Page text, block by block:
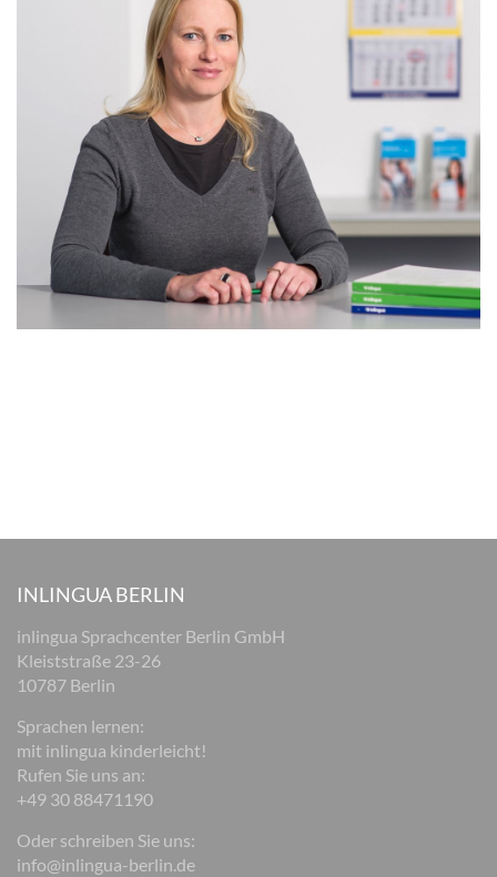
INLINGUA BERLIN
inlingua Sprachcenter Berlin GmbH
Kleiststraße 23-26
10787 Berlin
Sprachen lernen:
mit inlingua kinderleicht!
Rufen Sie uns an:
+49 30 88471190
Oder schreiben Sie uns:
info@inlingua-berlin.de